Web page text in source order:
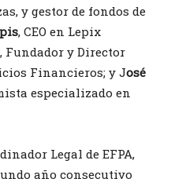
y gestor de fondos de
, CEO en Lepix
, Fundador y Director
Financieros; y José
especializado en
Legal de EFPA,
año consecutivo